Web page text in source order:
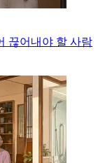
끊어내야 할 사람